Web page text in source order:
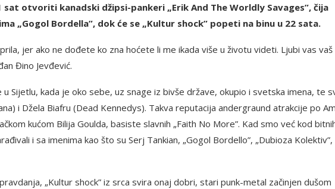
otvoriti kanadski džipsi-pankeri „Erik And The Worldly Savages”, čija
„Gogol Bordella”, dok će se „Kultur shock” popeti na binu u 22 sata.
jer ako ne dođete ko zna hoćete li me ikada više u životu videti. Ljubi vas vaš
Đino Jevđević.
Sijetlu, kada je oko sebe, uz snage iz bivše države, okupio i svetska imena, te
i Džela Biafru (Dead Kennedys). Takva reputacija andergraund atrakcije po
kućom Bilija Goulda, basiste slavnih „Faith No More”. Kad smo već kod
i sa imenima kao što su Serj Tankian, „Gogol Bordello”, „Dubioza
„Kultur shock” iz srca svira onaj dobri, stari punk-metal začinjen dušom